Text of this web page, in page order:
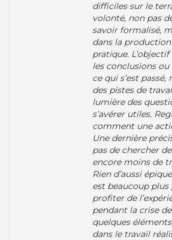
difficiles sur le
volonté, non pas
savoir formalisé,
dans la production
pratique.
les conclusions
ce qui s’est passé,
des pistes de
lumière des
s’avérer utiles.
comment une
Une dernière
pas de chercher
encore moins de
Rien d’aussi
est beaucoup
profiter de
pendant la crise
quelques
dans le travail